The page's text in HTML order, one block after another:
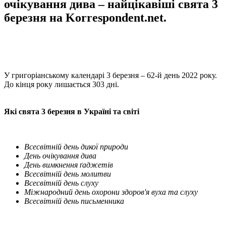
очікування дива – найцікавіші свята 3
березня на Korrespondent.net.
У григоріанському календарі 3 березня – 62-й день 2022 року.
До кінця року лишається 303 дні.
Які свята 3 березня в Україні та світі
Всесвітній день дикої природи
День очікування дива
День вимкнення ґаджетів
Всесвітній день молитви
Всесвітній день слуху
Міжнародний день охорони здоров'я вуха та слуху
Всесвітній день письменника